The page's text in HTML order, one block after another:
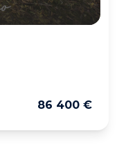
86 400 €